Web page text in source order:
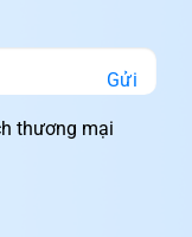
Gửi
thương mại